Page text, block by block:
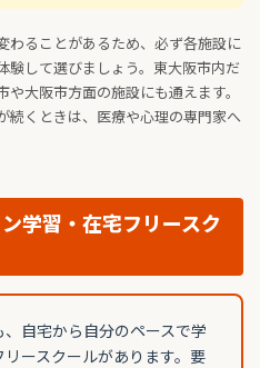
ることがあるため、必ず各施設に
験して選びましょう。東大阪市内だ
大阪市方面の施設にも通えます。
続くときは、医療や心理の専門家へ
学習・在宅フリースク
自宅から自分のペースで学
ースクールがあります。要